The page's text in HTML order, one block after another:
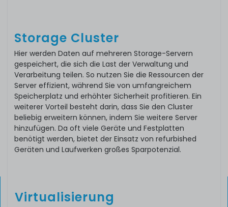
Storage Cluster
Hier werden Daten auf mehreren Storage-Servern
gespeichert, die sich die Last der Verwaltung und
Verarbeitung teilen. So nutzen Sie die Ressourcen der
Server effizient, während Sie von umfangreichem
Speicherplatz und erhöhter Sicherheit profitieren. Ein
weiterer Vorteil besteht darin, dass Sie den Cluster
beliebig erweitern können, indem Sie weitere Server
hinzufügen. Da oft viele Geräte und Festplatten
benötigt werden, bietet der Einsatz von refurbished
Geräten und Laufwerken großes Sparpotenzial.
Virtualisierung